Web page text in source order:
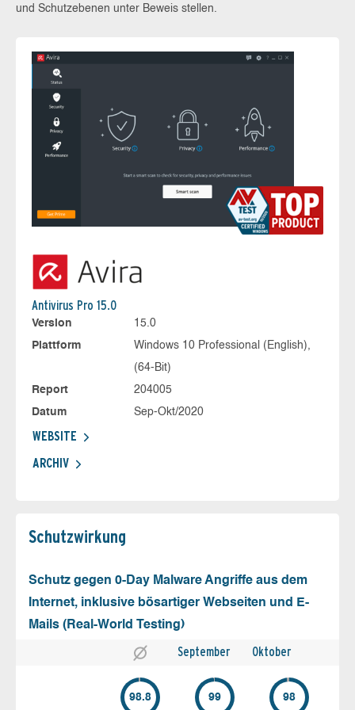
und Schutzebenen unter Beweis stellen.
Antivirus Pro 15.0
Version
15.0
Plattform
Windows 10 Professional (English),
(64-Bit)
Report
204005
Datum
Sep-Okt/2020
WEBSITE
ARCHIV
Schutz­wirkung
Schutz gegen 0-Day Malware Angriffe aus dem
Internet, inklusive bösartiger Webseiten und E-
Mails (Real-World Testing)
September Oktober
98.8 99 98